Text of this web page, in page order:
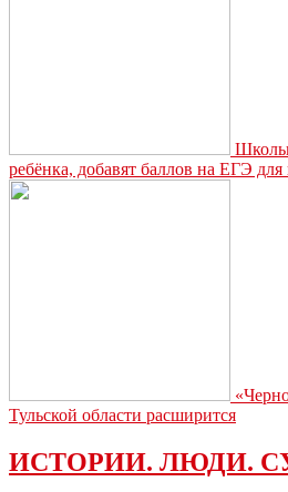
ребёнка, добавят баллов на ЕГЭ для
Тульской области расширится
ИСТОРИИ. ЛЮДИ.